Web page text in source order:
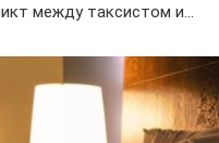
между таксистом и…